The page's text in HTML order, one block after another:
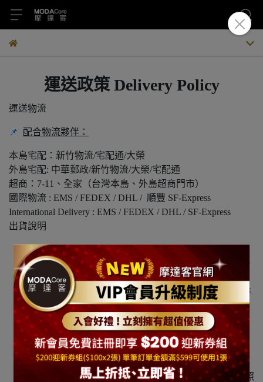
運送政策Delivery Policy
運送物流
📌 配合物流夥伴：
本島宅配：新竹物流/宅配通/大榮
外島宅配: 中華郵政/新竹物流/大榮/宅配通
超商：7-11、全家（台灣本島、外島超商門市）
國際物流 : EMS / FEDEX / DHL / 順豐 SF-Express
International Delivery : EMS / FEDEX / DHL / SF-Express
出貨說明
下單後（不含訂購當天），現貨商品約 2-4 個工作天
寄出，不含例假日。預購商品原則上為2~4週內出貨，
以商品頁說明公告為準。
正常配送時間為週一至週五 10 ~ 6 pm，週六日無安排
配送。
若節慶假日遇訂單較多或不可抗力天災因素，則可能
延遲出貨，可接受者方請下單，下單視同接受本政
策。
如選 [宅配]：通常宅配員取貨到送到顧客手上約為1-2
個工作天時間(不含例假日)，但實際配送狀況仍須依照